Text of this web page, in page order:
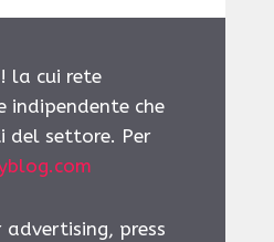
la cui rete
che
del settore. Per
press